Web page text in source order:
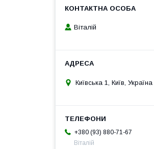
Віталій
Київська 1, Київ, Україна
+380 (93) 880-71-67
Віталій